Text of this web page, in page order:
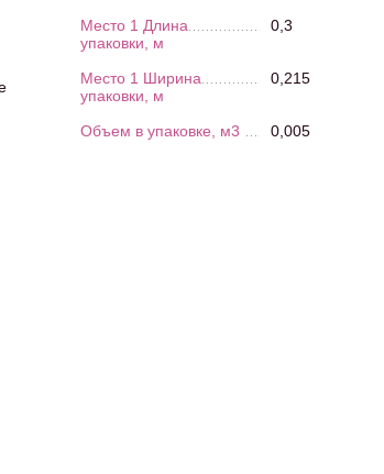
Место 1 Длина
упаковки, м
0,3
Место 1 Ширина
упаковки, м
0,215
Объем в упаковке, м3 0,005